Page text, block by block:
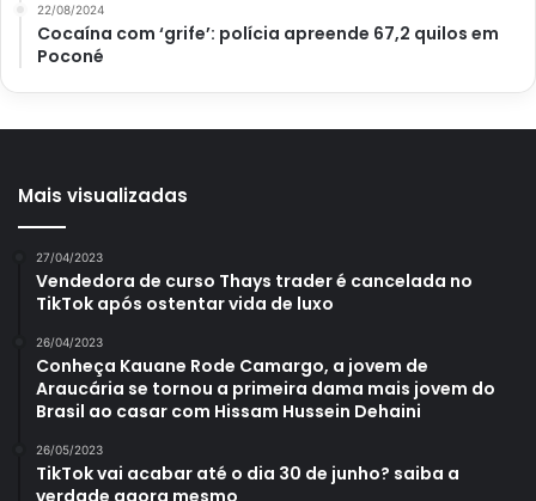
Suas raízes também começam a se desenvolver ao longo
dos ramos, através de pequenos nós. Outrossim, você
pode mantê-la tanto ao sol pleno quanto à meia-sombra,
mas, o clássico tom roxo da folhagem precisa de maior
22/08/2024
Cocaína com ‘grife’: polícia apreende 67,2 quilos em
Poconé
Mais visualizadas
27/04/2023
Vendedora de curso Thays trader é cancelada no
TikTok após ostentar vida de luxo
26/04/2023
Conheça Kauane Rode Camargo, a jovem de
Araucária se tornou a primeira dama mais jovem do
Brasil ao casar com Hissam Hussein Dehaini
26/05/2023
TikTok vai acabar até o dia 30 de junho? saiba a
verdade agora mesmo